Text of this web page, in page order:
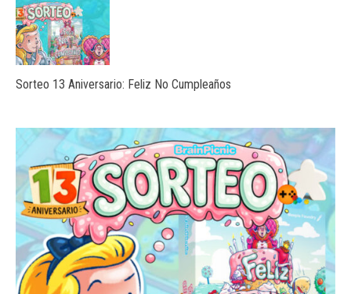
Sorteo 13 Aniversario: Feliz No Cumpleaños